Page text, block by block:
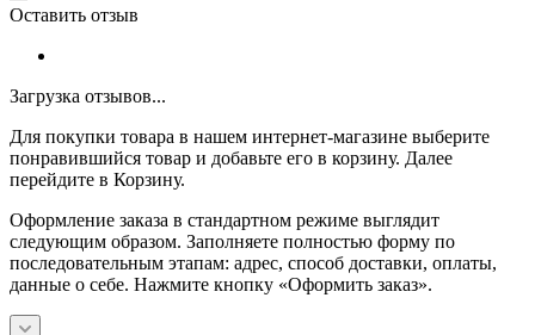
Оставить отзыв
Загрузка отзывов...
Для покупки товара в нашем интернет-магазине выберите
понравившийся товар и добавьте его в корзину. Далее
перейдите в Корзину.
Оформление заказа в стандартном режиме выглядит
следующим образом. Заполняете полностью форму по
последовательным этапам: адрес, способ доставки, оплаты,
данные о себе. Нажмите кнопку «Оформить заказ».